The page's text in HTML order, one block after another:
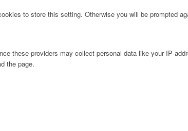
to store this setting. Otherwise you will be prompted
these providers may collect personal data like your IP
the page.